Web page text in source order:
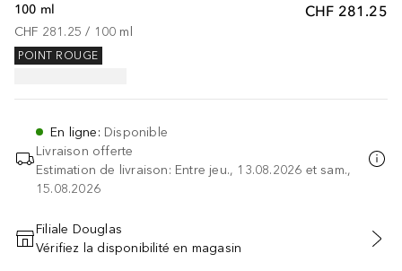
CHF 281.25
100 ml
CHF 281.25 / 100 ml
POINT ROUGE
En ligne: Disponible
Livraison offerte
Estimation de livraison: Entre jeu., 13.08.2026 et sam.,
15.08.2026
AJOUTER AU PANIER
Filiale Douglas
Vérifiez la disponibilité en magasin